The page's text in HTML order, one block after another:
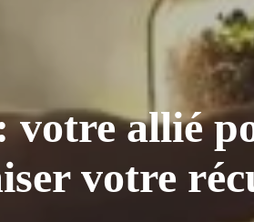
votre allié
votre